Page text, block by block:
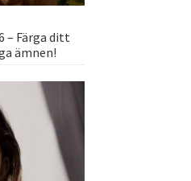
– Färga ditt
ämnen!